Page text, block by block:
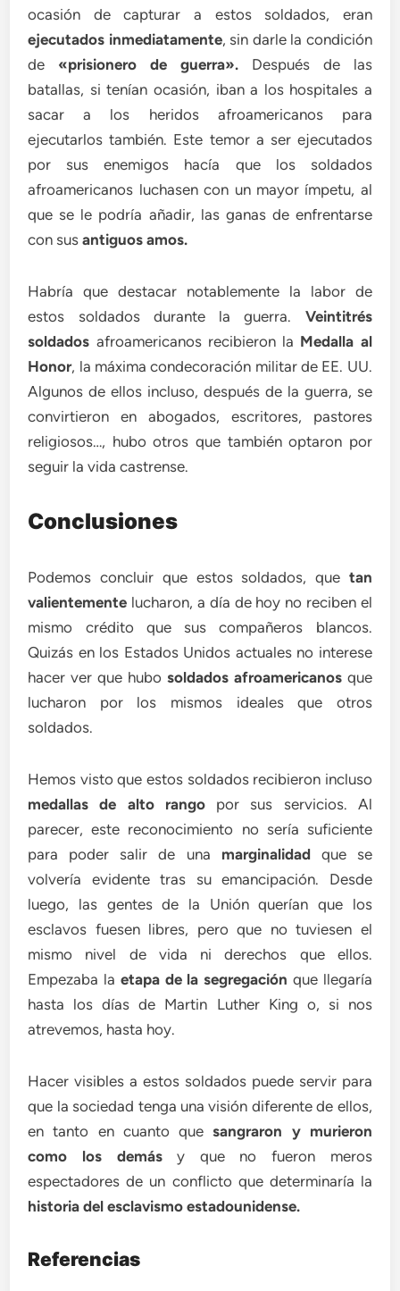
ocasión de capturar a estos soldados, eran
ejecutados inmediatamente, sin darle la condición
de «prisionero de guerra». Después de las
batallas, si tenían ocasión, iban a los hospitales a
sacar a los heridos afroamericanos para
ejecutarlos también. Este temor a ser ejecutados
por sus enemigos hacía que los soldados
afroamericanos luchasen con un mayor ímpetu, al
que se le podría añadir, las ganas de enfrentarse
con susantiguos amos.
Habría que destacar notablemente la labor de
estos soldados durante la guerra. Veintitrés
soldados afroamericanos recibieron la Medalla al
Honor, la máxima condecoración militar de EE. UU.
Algunos de ellos incluso, después de la guerra, se
convirtieron en abogados, escritores, pastores
religiosos…, hubo otros que también optaron por
seguir la vida castrense.
Conclusiones
Podemos concluir que estos soldados, que tan
valientemente lucharon, a día de hoy no reciben el
mismo crédito que sus compañeros blancos.
Quizás en los Estados Unidos actuales no interese
hacer ver que hubo soldados afroamericanosque
lucharon por los mismos ideales que otros
soldados.
Hemos visto que estos soldados recibieron incluso
medallas de alto rangopor sus servicios. Al
parecer, este reconocimiento no sería suficiente
para poder salir de una marginalidadque se
volvería evidente tras su emancipación. Desde
luego, las gentes de la Unión querían que los
esclavos fuesen libres, pero que no tuviesen el
mismo nivel de vida ni derechos que ellos.
Empezaba la etapa de la segregación que llegaría
hasta los días de Martin Luther King o, si nos
atrevemos, hasta hoy.
Hacer visibles a estos soldados puede servir para
que la sociedad tenga una visión diferente de ellos,
en tanto en cuanto quesangraron y murieron
como los demásy que no fueron meros
espectadores de un conflicto que determinaría la
historia del esclavismo estadounidense.
Referencias